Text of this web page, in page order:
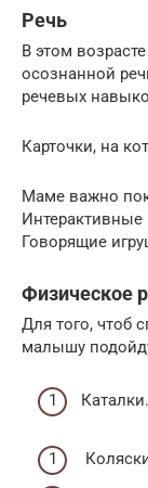
Речь
В этом
осознанной
речевых
Карточки, на
Маме важно
Интерактивные
Говорящие
Физическое
Для того, чтоб
малышу
Каталки.